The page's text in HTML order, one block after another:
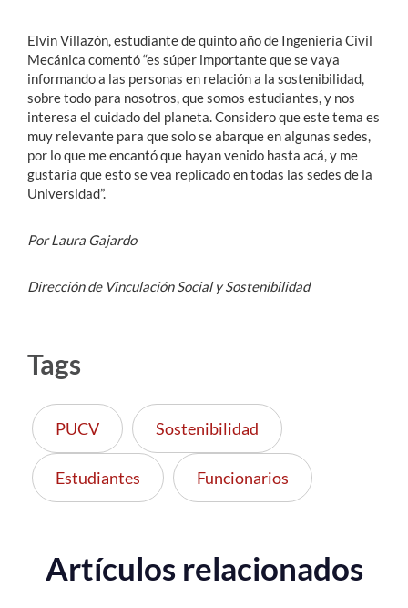
Elvin Villazón, estudiante de quinto año de Ingeniería Civil
Mecánica comentó “es súper importante que se vaya
informando a las personas en relación a la sostenibilidad,
sobre todo para nosotros, que somos estudiantes, y nos
interesa el cuidado del planeta. Considero que este tema es
muy relevante para que solo se abarque en algunas sedes,
por lo que me encantó que hayan venido hasta acá, y me
gustaría que esto se vea replicado en todas las sedes de la
Universidad”.
Por Laura Gajardo
Dirección de Vinculación Social y Sostenibilidad
Tags
PUCV Sostenibilidad
Estudiantes Funcionarios
Artículos relacionados